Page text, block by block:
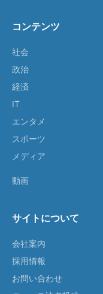
コンテンツ
社会
政治
経済
IT
エンタメ
スポーツ
メディア
動画
サイトについて
会社案内
採用情報
お問い合わせ